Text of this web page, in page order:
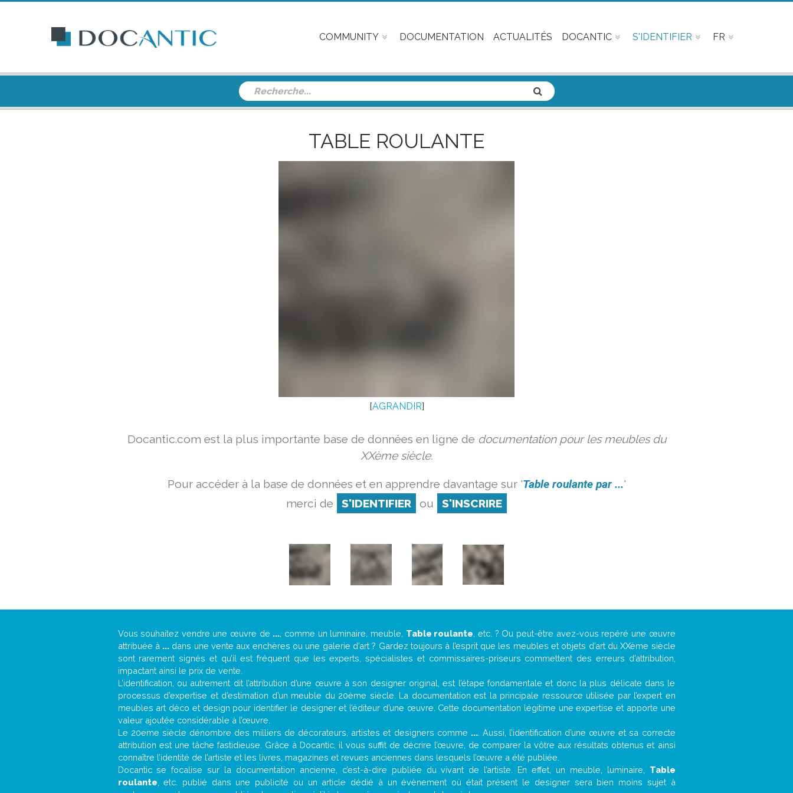
COMMUNITY DOCUMENTATION ACTUALITÉS DOCANTIC S'IDENTIFIER FR
TABLE ROULANTE
[AGRANDIR]
Docantic.com est la plus importante base de données en ligne de documentation pour les meubles du
XXème siècle.
Pour accéder à la base de données et en apprendre davantage sur 'Table roulante par ...'
merci de
S'IDENTIFIER ou S'INSCRIRE
Vous souhaitez vendre une œuvre de ... , comme un luminaire, meuble, Table roulante , etc. ? Ou peut-être avez-vous repéré une œuvre
attribuée à ... dans une vente aux enchères ou une galerie d’art ? Gardez toujours à l’esprit que les meubles et objets d’art du XXème siècle
sont rarement signés et qu’il est fréquent que les experts, spécialistes et commissaires-priseurs commettent des erreurs d’attribution,
impactant ainsi le prix de vente.
L’identification, ou autrement dit l’attribution d’une œuvre à son designer original, est l’étape fondamentale et donc la plus délicate dans le
processus d’expertise et d’estimation d’un meuble du 20ème siècle. La documentation est la principale ressource utilisée par l’expert en
meubles art déco et design pour identifier le designer et l’éditeur d’une œuvre. Cette documentation légitime une expertise et apporte une
valeur ajoutée considérable à l’œuvre.
Le 20eme siècle dénombre des milliers de décorateurs, artistes et designers comme .... Aussi, l’identification d’une œuvre et sa correcte
attribution est une tâche fastidieuse. Grâce à Docantic, il vous suffit de décrire l’œuvre, de comparer la vôtre aux résultats obtenus et ainsi
connaître l’identité de l’artiste et les livres, magazines et revues anciennes dans lesquels l’œuvre a été publiée.
Docantic se focalise sur la documentation ancienne, c’est-à-dire publiée du vivant de l’artiste. En effet, un meuble, luminaire, Table
roulante , etc. publié dans une publicité ou un article dédié à un évènement où était présent le designer sera bien moins sujet à